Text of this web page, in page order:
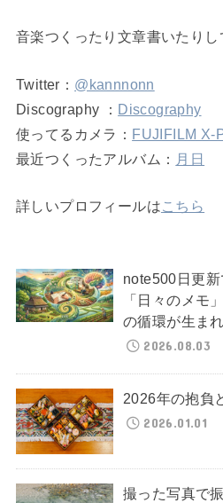
音楽つくったり文章書いたりし
Twitter： @kannnonn
Discography ： Discography
使ってるカメラ： FUJIFILM X-
最近つくったアルバム： 月日
詳しいプロフィールはこちら
note500日更新
「日々のメモ
の循環が生ま
2026.08.03
2026年の抱負
2026.01.01
撮った写真で